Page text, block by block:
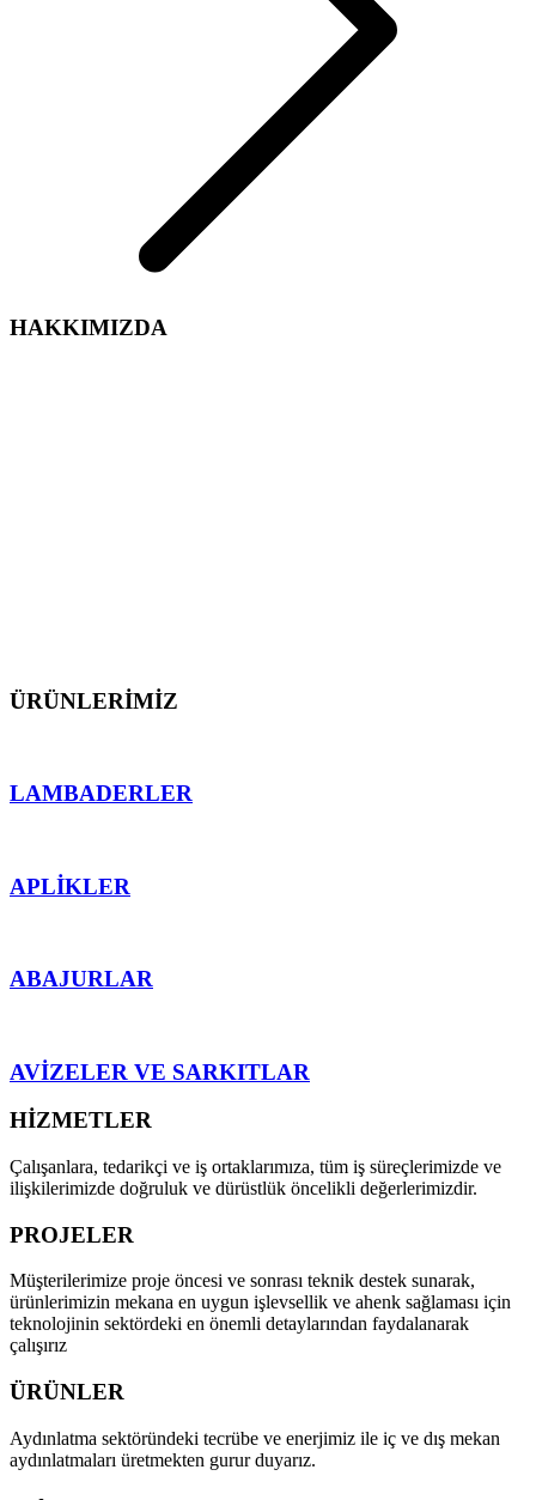
HAKKIMIZDA
ÜRÜNLERİMİZ
LAMBADERLER
APLİKLER
ABAJURLAR
AVİZELER VE SARKITLAR
HİZMETLER
Çalışanlara, tedarikçi ve iş ortaklarımıza, tüm iş süreçlerimizde ve
ilişkilerimizde doğruluk ve dürüstlük öncelikli değerlerimizdir.
PROJELER
Müşterilerimize proje öncesi ve sonrası teknik destek sunarak,
ürünlerimizin mekana en uygun işlevsellik ve ahenk sağlaması için
teknolojinin sektördeki en önemli detaylarından faydalanarak
çalışırız
ÜRÜNLER
Aydınlatma sektöründeki tecrübe ve enerjimiz ile iç ve dış mekan
aydınlatmaları üretmekten gurur duyarız.